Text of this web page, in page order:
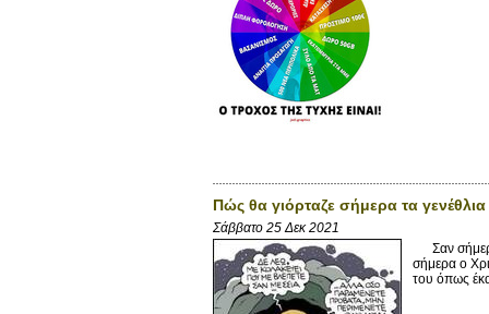
Πώς θα γιόρταζε σήμερα τα
Σάββατο 25 Δεκ 2021
Σαν
σήμερα ο
του όπως